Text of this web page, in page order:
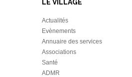
LE VILLAGE
Actualités
Evènements
Annuaire des services
Associations
Santé
ADMR